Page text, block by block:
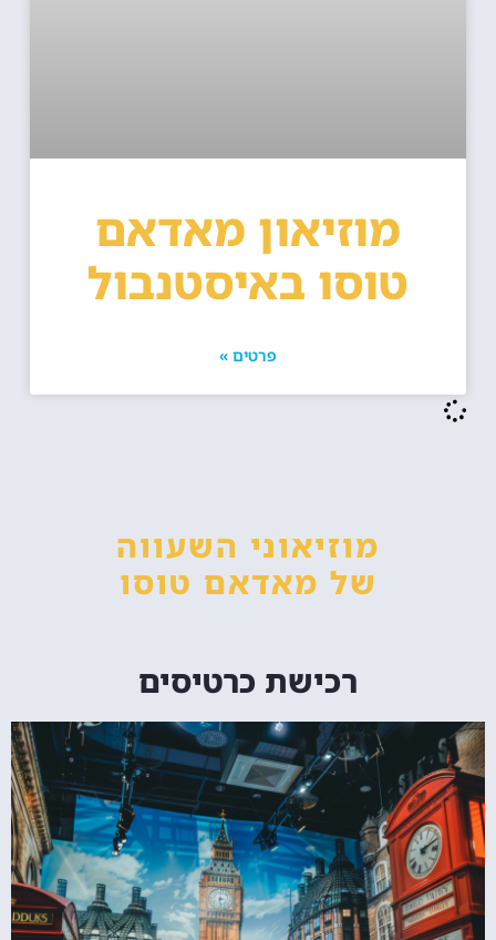
מוזיאון מאדאם
טוסו באיסטנבול
פרטים »
מוזיאוני השעווה
של מאדאם טוסו
רכישת כרטיסים